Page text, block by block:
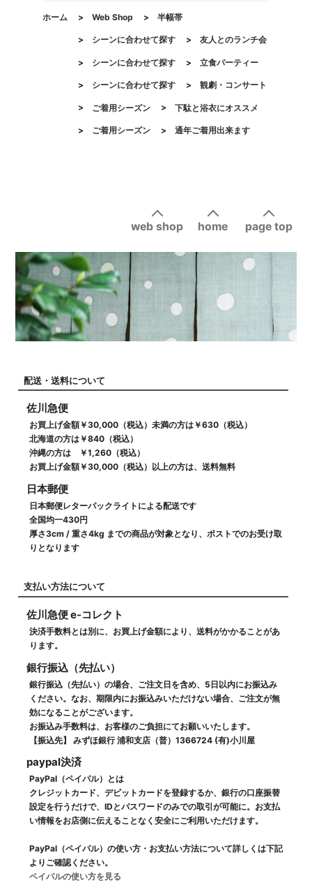
ホーム > Web Shop > 半幅帯
> シーンに合わせて探す > 友人とのランチ会
> シーンに合わせて探す > 立食パーティー
> シーンに合わせて探す > 観劇・コンサート
> ご着用シーズン > 下駄と浴衣にオススメ
> ご着用シーズン > 通年ご着用出来ます
page top
home
web shop
配送・送料について
佐川急便
お買上げ金額￥30,000（税込）未満の方は￥630（税込）
北海道の方は￥840（税込）
沖縄の方は ￥1,260（税込）
お買上げ金額￥30,000（税込）以上の方は、送料無料
日本郵便
日本郵便レターパックライトによる配送です
全国均一430円
厚さ3cm / 重さ4kg までの商品が対象となり、ポストでのお受け取
りとなります
支払い方法について
佐川急便 e-コレクト
決済手数料とは別に、お買上げ金額により、送料がかかることがあ
ります。
銀行振込（先払い）
銀行振込（先払い）の場合、ご注文日を含め、5日以内にお振込み
ください。なお、期限内にお振込みいただけない場合、ご注文が無
効になることがございます。
お振込み手数料は、お客様のご負担にてお願いいたします。
【振込先】 みずほ銀行 浦和支店（普）1366724 (有)小川屋
paypal決済
PayPal（ペイパル）とは
クレジットカード、デビットカードを登録するか、銀行の口座振替
設定を行うだけで、IDとパスワードのみでの取引が可能に。お支払
い情報をお店側に伝えることなく安全にご利用いただけます。
PayPal（ペイパル）の使い方・お支払い方法について詳しくは下記
よりご確認ください。
ペイパルの使い方を見る